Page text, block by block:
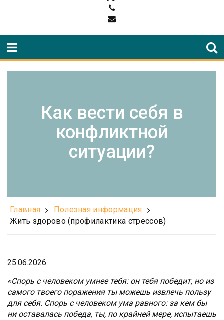
Как вести себя в
конфликтной
ситуации?
Главная
Полезная информация
Жить здорово (профилактика стрессов)
25.06.2026
«Спорь с человеком умнее тебя: он тебя победит, но из
самого твоего поражения ты можешь извлечь пользу
для себя. Спорь с человеком ума равного: за кем бы
ни оставалась победа, ты, по крайней мере, испытаешь